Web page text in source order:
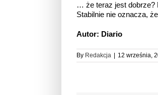
… że teraz jest dobrze?
Stabilnie nie oznacza,
Autor: Diario
By Redakcja 12 września,